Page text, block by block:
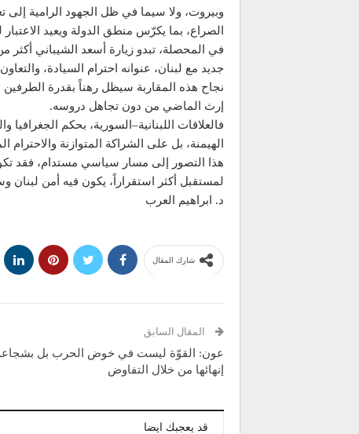
وبيروت، ولا سيما في ظل الجهود الرامية إلى
الصراع، بما يكرّس منطق الدولة ويعيد
في المحصلة، تبدو زيارة أسعد الشيباني
جديد مع لبنان، عنوانه احترام السيادة،
نجاح هذه المقاربة سيظل رهناً بقدرة الطرفين
إرث الماضي من دون تجاهل دروسه.
فالعلاقات اللبنانية–السورية، بحكم
الهيمنة، بل على الشراكة المتوازنة
هذا التصور إلى مسار سياسي مستدام، فقد
لمستقبل أكثر استقراراً، يكون فيه أمن لبنان
د. ابراهيم العرب
شارك المقال
المقال السابق
عون: القوّة ليست في خوض الحرب بل
إنهائها من خلال التفاوض
قد يعجبك ايضا